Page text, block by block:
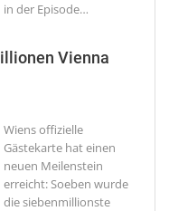
in der Episode…
Vienna
Wiens offizielle
Gästekarte hat einen
neuen Meilenstein
erreicht: Soeben wurde
die siebenmillionste